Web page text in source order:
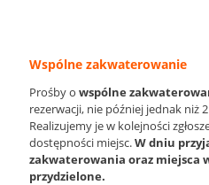
Wspólne zakwaterowanie
Prośby o wspólne
rezerwacji, nie później jednak niż
Realizujemy je w kolejności
dostępności miejsc.W dniu
zakwaterowania oraz miejsca
przydzielone.